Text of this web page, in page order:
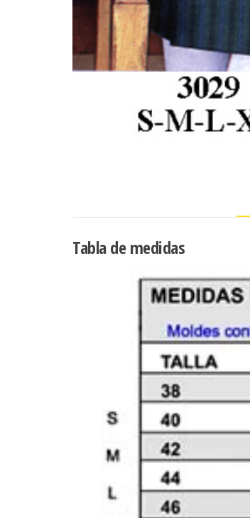
Tabla de medidas